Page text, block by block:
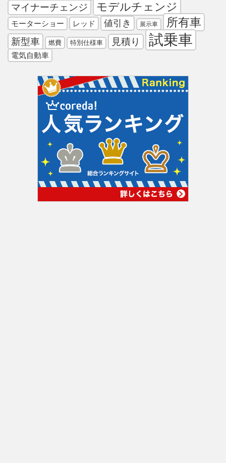
マイナーチェンジ モデルチェンジ
モーターショー レッド 値引き 展示車 所有車
新型車 燃費 特別仕様車 見積り 試乗車
電気自動車